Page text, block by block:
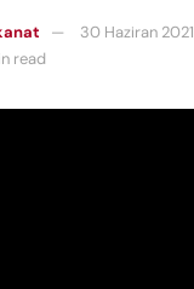
30 Haziran 2021
read